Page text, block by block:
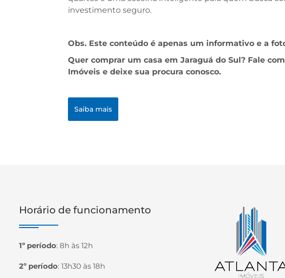
investimento seguro.
Obs. Este conteúdo é apenas um informativo e a
Quer comprar um casa em Jaraguá do Sul? Fale
Imóveis e deixe sua procura conosco.
Saiba mais
Horário de funcionamento
1º período: 8h às 12h
2º período: 13h30 às 18h
Página inicial